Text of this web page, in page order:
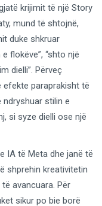
krijimit të një Story
mund të shtojnë,
duke shkruar
flokëve”, “shto një
dielli”. Përveç
efekte paraprakisht të
stilin e
si syze dielli ose një
IA të Meta dhe janë të
shprehin kreativitetin
avancuara. Për
sikur po bie borë